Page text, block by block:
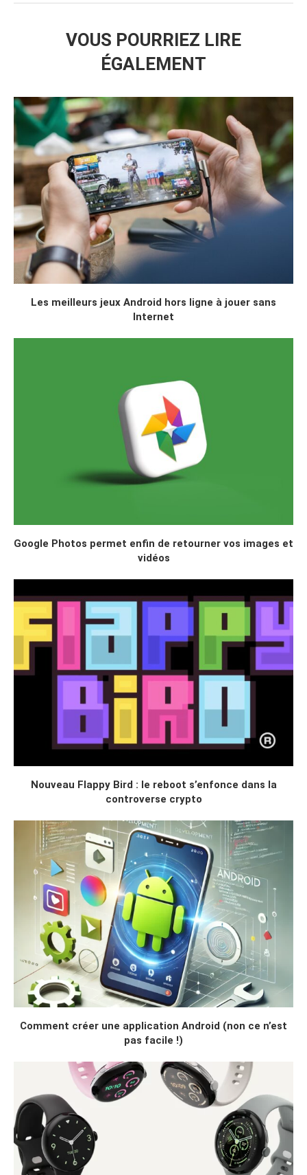
VOUS POURRIEZ LIRE
ÉGALEMENT
Les meilleurs jeux Android hors ligne à jouer sans
Internet
Google Photos permet enfin de retourner vos images et
vidéos
Nouveau Flappy Bird : le reboot s’enfonce dans la
controverse crypto
Comment créer une application Android (non ce n’est
pas facile !)